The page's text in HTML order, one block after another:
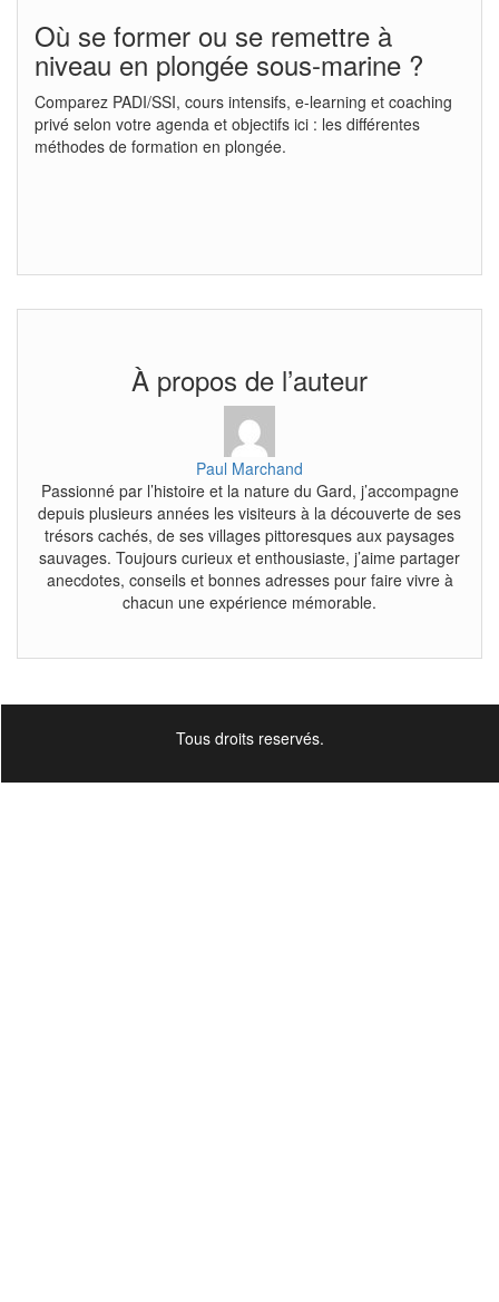
Où se former ou se remettre à
niveau en plongée sous-marine ?
Comparez PADI/SSI, cours intensifs, e-learning et coaching
privé selon votre agenda et objectifs ici : les différentes
méthodes de formation en plongée.
À propos de l’auteur
Paul Marchand
Passionné par l’histoire et la nature du Gard, j’accompagne
depuis plusieurs années les visiteurs à la découverte de ses
trésors cachés, de ses villages pittoresques aux paysages
sauvages. Toujours curieux et enthousiaste, j’aime partager
anecdotes, conseils et bonnes adresses pour faire vivre à
chacun une expérience mémorable.
Tous droits reservés.